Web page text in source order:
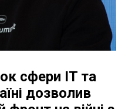
сфери IT та
дозволив